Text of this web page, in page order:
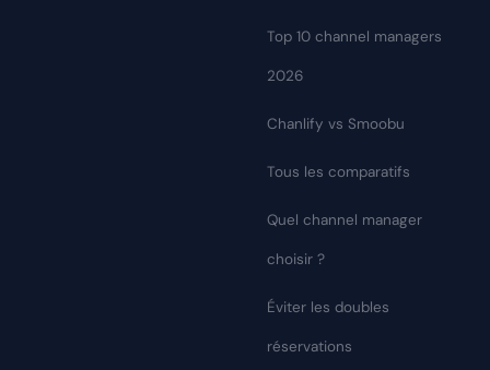
Top 10 channel managers
2026
Chanlify vs Smoobu
Tous les comparatifs
Quel channel manager
choisir ?
Éviter les doubles
réservations